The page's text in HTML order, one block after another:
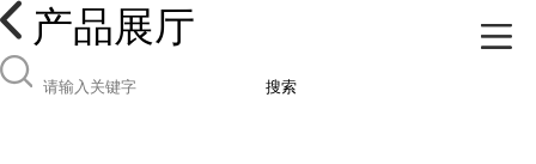
产品展厅
搜索